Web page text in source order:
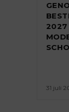
2027
31 juli